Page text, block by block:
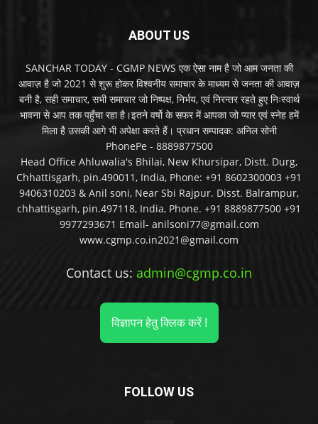
ABOUT US
SANCHAR TODAY - CGMP NEWS एक ऐसा नाम है जो आम जनता की
आवाज़ है जो 2021 से शुरू होकर विश्वनीय समाचार के माध्यम से जनता की आवाज़
बनी है, सही समाचार, सभी समाचार जो निष्पक्ष, निर्भय, एवं निरन्तर रहते हुए निःस्वार्थ
भावना से आप तक पहुँचा रहा है।इतने वर्षो के सफर में आपका जो प्यार एवं स्नेह हमें
मिला है उसकी आगे भी अपेक्षा करते हैं। प्रधान सम्पादक: अनिल सोनी
PhonePe - 8889877500
Head Office Ahluwalia's Bhilai, New Khursipar, Distt. Durg,
Chhattisgarh, pin.490011, India, Phone: +91 8602300003 +91
9406310203 & Anil soni, Near Sbi Rajpur. Disst. Balrampur,
chhattisgarh, pin.497118, India, Phone. +91 8889877500 +91
9977293671 Email- anilsoni77@gmail.com
www.cgmp.co.in2021@gmail.com
Contact us: admin@cgmp.co.in
विज्ञापन हेतु क्लिक करें !
FOLLOW US